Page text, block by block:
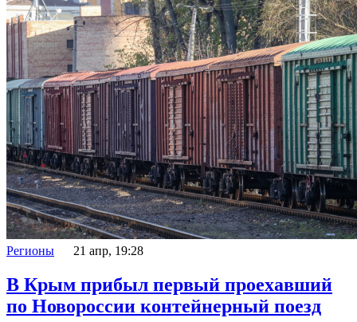
Регионы 21 апр, 19:28
В Крым прибыл первый проехавший
по Новороссии контейнерный поезд